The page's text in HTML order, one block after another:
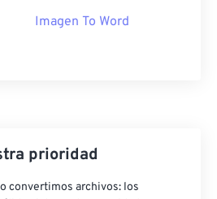
Imagen To Word
prioridad
convertimos archivos: los